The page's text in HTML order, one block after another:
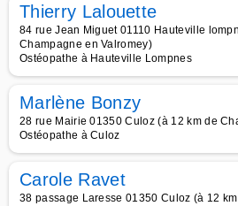
Thierry Lalouette
84 rue Jean Miguet 01110 Hauteville
Champagne en Valromey)
Ostéopathe à Hauteville Lompnes
Marlène Bonzy
28 rue Mairie 01350 Culoz (à 12 km de
Ostéopathe à Culoz
Carole Ravet
38 passage Laresse 01350 Culoz (à 12